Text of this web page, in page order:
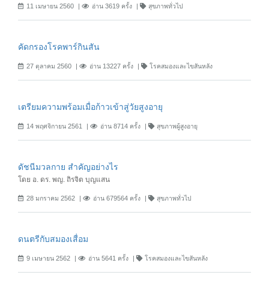
11 เมษายน 2560 อ่าน 3619 ครั้ง สุขภาพทั่วไป
คัดกรองโรคพาร์กินสัน
27 ตุลาคม 2560 อ่าน 13227 ครั้ง โรคสมองและไขสันหลัง
เตรียมความพร้อมเมื่อก้าวเข้าสู่วัยสูงอายุ
14 พฤศจิกายน 2561 อ่าน 8714 ครั้ง สุขภาพผู้สูงอายุ
ดัชนีมวลกาย สำคัญอย่างไร
โดย อ. ดร. พญ. ถิรจิต บุญแสน
28 มกราคม 2562 อ่าน 679564 ครั้ง สุขภาพทั่วไป
ดนตรีกับสมองเสื่อม
9 เมษายน 2562 อ่าน 5641 ครั้ง โรคสมองและไขสันหลัง